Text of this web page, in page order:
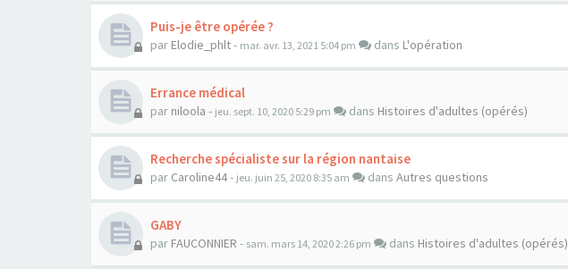
Puis-je être opérée ?
par Elodie_phlt- mar. avr. 13, 2021 5:04 pm dans L'opération
Errance médical
par niloola - jeu. sept. 10, 2020 5:29 pm dans Histoires d'adultes (opérés)
Recherche spécialiste sur la région nantaise
par Caroline44- jeu. juin 25, 2020 8:35 am dans Autres questions
GABY
par FAUCONNIER - sam. mars 14, 2020 2:26 pm dans Histoires d'adultes (opérés)